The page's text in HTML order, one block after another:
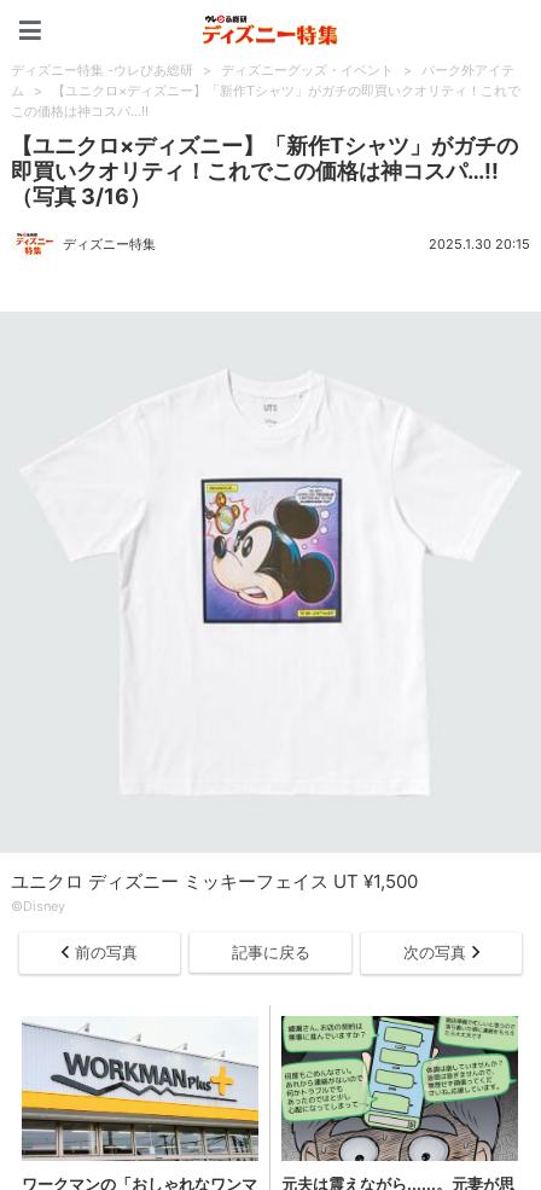
ディズニー特集 -ウレぴあ総研 > ディズニーグッズ・イベント >
パーク外アイテ
ム
>
【ユニクロ×ディズニー】「新作Tシャツ」がガチの即買いクオリティ！これで
この価格は神コスパ…!!
【ユニクロ×ディズニー】「新作Tシャツ」がガチの
即買いクオリティ！これでこの価格は神コスパ…!!
（写真 3/16）
ディズニー特集 2025.1.30 20:15
ユニクロ ディズニー ミッキーフェイス UT ¥1,500
©Disney
前の写真 記事に戻る 次の写真